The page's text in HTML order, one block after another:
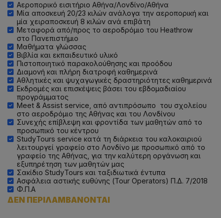
Αεροπορικό εισιτήριο Αθήνα/Λονδίνο/Αθήνα
Μία αποσκευή 20/23 κιλών ανάλογα την αεροπορική και
μία χειραποσκευή 8 κιλών ανά επιβάτη
Mεταφορά από/προς τo αεροδρόμιο του Heathrow
στο Πανεπιστήμιο
Μαθήματα γλώσσας
Βιβλία και εκπαιδευτικό υλικό
Πιστοποιητικό παρακολούθησης και προόδου
Διαμονή και πλήρη διατροφή καθημερινά
Αθλητικές και ψυχαγωγικές δραστηριότητες καθημερινά
Εκδρομές και επισκέψεις βάσει του εβδομαδιαίου
προγράμματος
Meet & Assist service, από αντιπρόσωπο του σχολείου
στο αεροδρόμιο της Αθήνας και του Λονδίνου
Συνεχής επίβλεψη και φροντίδα των μαθητών από το
προσωπικό του κέντρου
StudyTours service κατά τη διάρκεια του καλοκαιριού
λειτουργεί γραφείο στο Λονδίνο με προσωπικό από το
γραφείο της Αθήνας, για την καλύτερη οργάνωση και
εξυπηρέτηση των μαθητών μας
Σακίδιο StudyTours και ταξιδιωτικά έντυπα
Ασφάλεια αστικής ευθύνης (Tour Operators) Π.Δ. 7/2018
Φ.Π.Α
ΔΕΝ ΠΕΡΙΛΑΜΒΑΝΟΝΤΑΙ